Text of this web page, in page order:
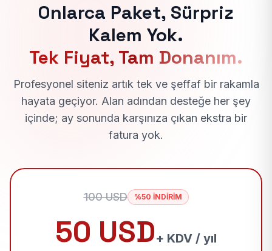
Onlarca Paket, Sürpriz
Kalem Yok.
Tek Fiyat, Tam Donanım.
Profesyonel siteniz artık tek ve şeffaf bir rakamla
hayata geçiyor. Alan adından desteğe her şey
içinde; ay sonunda karşınıza çıkan ekstra bir
fatura yok.
100 USD %50 İNDİRİM
50 USD+ KDV / yıl